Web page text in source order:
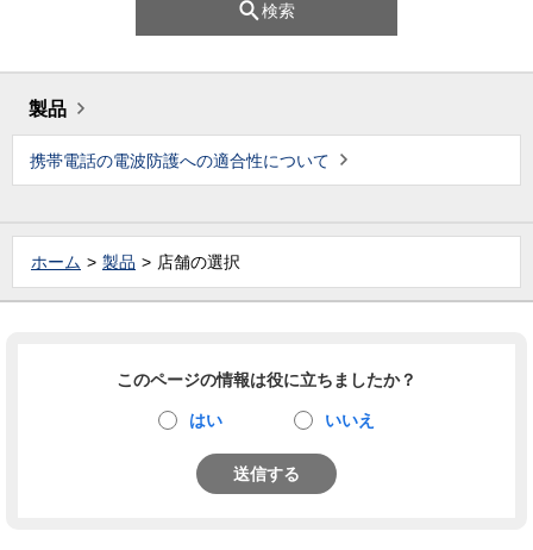
検索
製品
携帯電話の電波防護への適合性について
ホーム 製品 店舗の選択
このページの情報は役に立ちましたか？
はい いいえ
送信する